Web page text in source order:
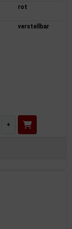
rot
verstellbar
+